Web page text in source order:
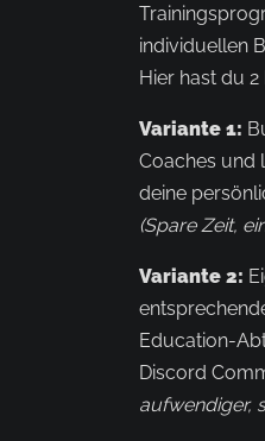
individuellen
Hier hast du
Variante 1:
Coaches und
deine
(Spare Zeit,
Variante 2:
Education-
Discord
aufwendiger,